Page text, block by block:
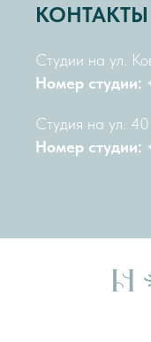
КОНТАКТЫ
Студии на ул.
Номер студии:
Студия на ул.
Номер студии: